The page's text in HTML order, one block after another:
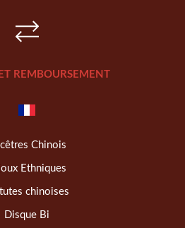
REMBOURSEMENT
Chinois
Ethniques
chinoises
Disque Bi